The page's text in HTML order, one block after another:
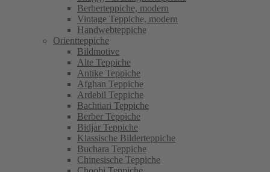
Berberteppiche, modern
Vintage Teppiche, modern
Handwebteppiche
Orientteppiche
Bildmotive
Alte Teppiche
Antike Teppiche
Afghan Teppiche
Ardebil Teppiche
Bachtiari Teppiche
Berber Teppiche
Bidjar Teppiche
Klassische Bilderteppiche
Buchara Teppiche
Chinesische Teppiche